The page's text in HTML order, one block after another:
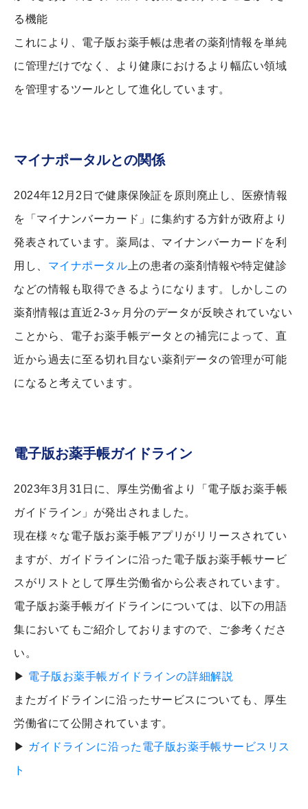
る機能
これにより、電子版お薬手帳は患者の薬剤情報を単純
に管理だけでなく、より健康におけるより幅広い領域
を管理するツールとして進化しています。
マイナポータルとの関係
2024年12月2日で健康保険証を原則廃止し、医療情報
を「マイナンバーカード」に集約する方針が政府より
発表されています。薬局は、マイナンバーカードを利
用し、 マイナポータル 上の患者の薬剤情報や特定健診
などの情報も取得できるようになります。しかしこの
薬剤情報は直近2-3ヶ月分のデータが反映されていない
ことから、電子お薬手帳データとの補完によって、直
近から過去に至る切れ目ない薬剤データの管理が可能
になると考えています。
電子版お薬手帳ガイドライン
2023年3月31日に、厚生労働省より「電子版お薬手帳
ガイドライン」が発出されました。
現在様々な電子版お薬手帳アプリがリリースされてい
ますが、ガイドラインに沿った電子版お薬手帳サービ
スがリストとして厚生労働省から公表されています。
電子版お薬手帳ガイドラインについては、以下の用語
集においてもご紹介しておりますので、ご参考くださ
い。
▶ 電子版お薬手帳ガイドラインの詳細解説
またガイドラインに沿ったサービスについても、厚生
労働省にて公開されています。
▶ ガイドラインに沿った電子版お薬手帳サービスリス
ト